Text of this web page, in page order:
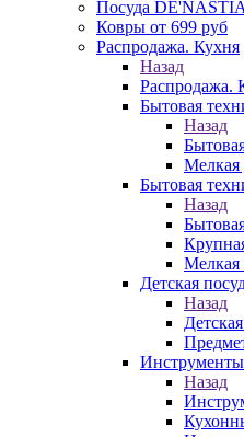
Посуда DE'NASTIA
Ковры от 699 руб
Распродажа. Кухня
Назад
Распродажа.
Бытовая
Назад
Мелкая
Бытовая
Назад
Мелкая
Детская
Назад
Назад